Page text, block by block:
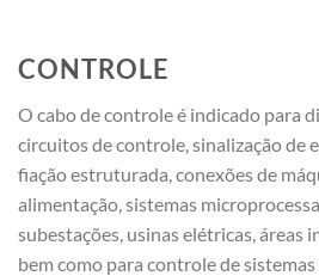
CONTROLE
O cabo de controle é indicado para
circuitos de controle, sinalização de
fiação estruturada, conexões de
alimentação, sistemas
subestações, usinas elétricas, áreas
bem como para controle de sistemas